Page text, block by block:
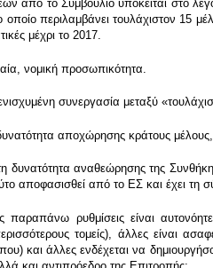
από το Συμβούλιο υπόκειται στο
οποίο περιλαμβάνει τουλάχιστον 15
μέχρι το 2017.
νομική προσωπικότητα.
συνεργασία μεταξύ
αποχώρησης κράτους
δυνατότητα αναθεώρησης της
αποφασισθεί από το ΕΣ και έχει
παραπάνω ρυθμίσεις είναι
τομείς), άλλες είναι
και άλλες ενδέχεται να